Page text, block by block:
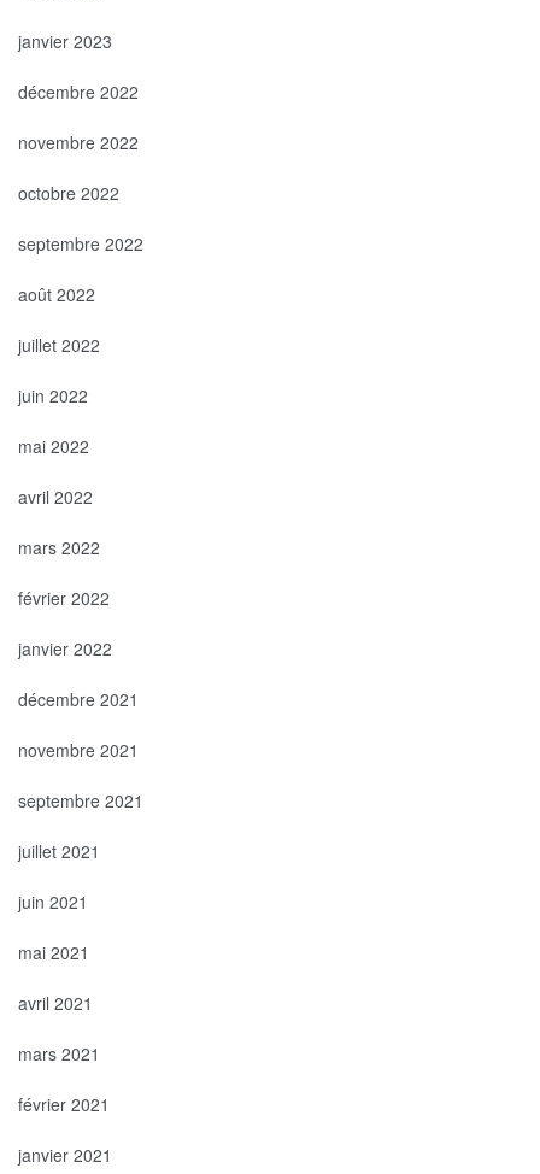
janvier 2023
décembre 2022
novembre 2022
octobre 2022
septembre 2022
août 2022
juillet 2022
juin 2022
mai 2022
avril 2022
mars 2022
février 2022
janvier 2022
décembre 2021
novembre 2021
septembre 2021
juillet 2021
juin 2021
mai 2021
avril 2021
mars 2021
février 2021
janvier 2021